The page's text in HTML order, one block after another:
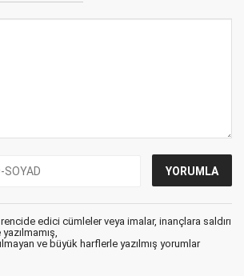
edici cümleler veya imalar, inançlara saldırı
ve büyük harflerle yazılmış yorumlar